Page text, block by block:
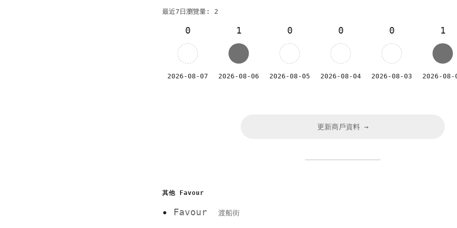
最近7日瀏覽量: 2
0
2026-08-07
1
2026-08-06
0
2026-08-05
0
2026-08-04
0
2026-08-03
1
2026-08-
更新商戶資料 →
其他 Favour
Favour 渡船街